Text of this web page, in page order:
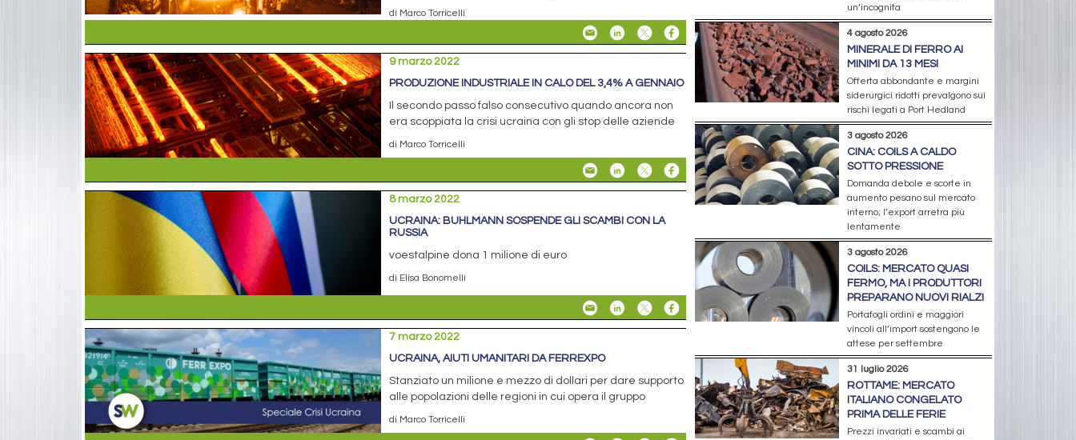
di Marco Torricelli
9 marzo 2022
PRODUZIONE INDUSTRIALE IN CALO DEL 3,4% A GENNAIO
Il secondo passo falso consecutivo quando ancora non
era scoppiata la crisi ucraina con gli stop delle aziende
di Marco Torricelli
8 marzo 2022
UCRAINA: BUHLMANN SOSPENDE GLI SCAMBI CON LA
RUSSIA
voestalpine dona 1 milione di euro
di Elisa Bonomelli
7 marzo 2022
UCRAINA, AIUTI UMANITARI DA FERREXPO
Stanziato un milione e mezzo di dollari per dare supporto
alle popolazioni delle regioni in cui opera il gruppo
di Marco Torricelli
un’incognita
4 agosto 2026
MINERALE DI FERRO AI
MINIMI DA 13 MESI
Offerta abbondante e margini
siderurgici ridotti prevalgono sui
rischi legati a Port Hedland
3 agosto 2026
CINA: COILS A CALDO
SOTTO PRESSIONE
Domanda debole e scorte in
aumento pesano sul mercato
interno; l’export arretra più
lentamente
3 agosto 2026
COILS: MERCATO QUASI
FERMO, MA I PRODUTTORI
PREPARANO NUOVI RIALZI
Portafogli ordini e maggiori
vincoli all’import sostengono le
attese per settembre
31 luglio 2026
ROTTAME: MERCATO
ITALIANO CONGELATO
PRIMA DELLE FERIE
Prezzi invariati e scambi ai